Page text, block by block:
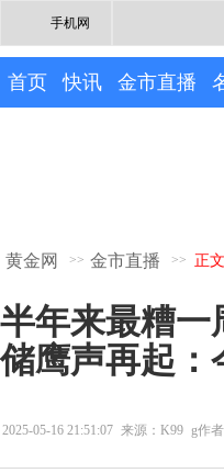
手机网
首页 快讯 金市直播
黄金网 >> 金市直播 >> 正文
半年来最糟一
储鹰声再起：
2025-05-16 21:51:07 来源：K99 g作者